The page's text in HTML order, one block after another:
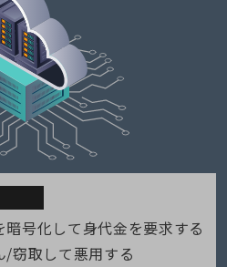
暗号化して身代金を要求する
/窃取して悪用する